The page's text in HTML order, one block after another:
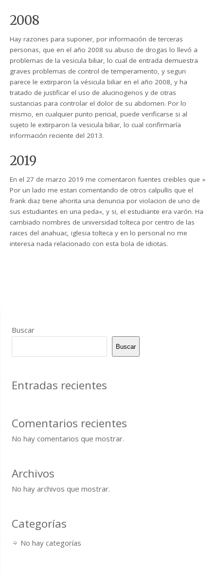
2008
Hay razones para suponer, por información de terceras
personas, que en el año 2008 su abuso de drogas lo llevó a
problemas de la vesicula biliar, lo cual de entrada demuestra
graves problemas de control de temperamento, y segun
parece le extirparon la vésicula biliar en el año 2008, y ha
tratado de justificar el uso de alucinogenos y de otras
sustancias para controlar el dolor de su abdomen. Por lo
mismo, en cualquier punto pericial, puede verificarse si al
sujeto le extirparon la vesicula biliar, lo cual confirmaría
información reciente del 2013.
2019
En el 27 de marzo 2019 me comentaron fuentes creibles que »
Por un lado me estan comentando de otros calpullis que el
frank diaz tiene ahorita una denuncia por violacion de uno de
sus estudiantes en una peda«, y si, el estudiante era varón. Ha
cambiado nombres de universidad tolteca por centro de las
raices del anahuac, iglesia tolteca y en lo personal no me
interesa nada relacionado con esta bola de idiotas.
Buscar
Buscar
Entradas recientes
Comentarios recientes
No hay comentarios que mostrar.
Archivos
No hay archivos que mostrar.
Categorías
No hay categorías